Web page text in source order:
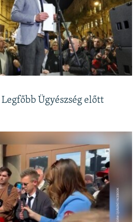
Ügyészség előtt